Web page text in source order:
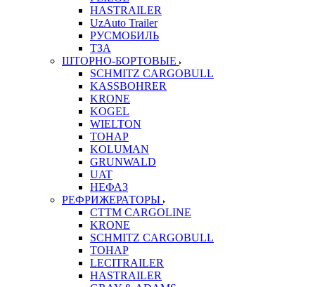
HASTRAILER
UzAuto Trailer
РУСМОБИЛЬ
ТЗА
ШТОРНО-БОРТОВЫЕ
SCHMITZ CARGOBULL
KASSBOHRER
KRONE
KOGEL
WIELTON
ТОНАР
KOLUMAN
GRUNWALD
UAT
НЕФАЗ
РЕФРИЖЕРАТОРЫ
CTTM CARGOLINE
KRONE
SCHMITZ CARGOBULL
ТОНАР
LECITRAILER
HASTRAILER